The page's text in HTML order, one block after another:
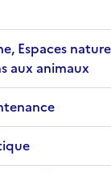
Espaces
aux animaux